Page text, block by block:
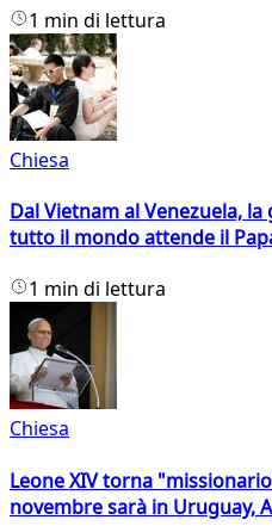
1 min di lettura
Chiesa
Dal Vietnam al Venezuela,
tutto il mondo attende il
1 min di lettura
Chiesa
Leone XIV torna
novembre sarà in Uruguay,